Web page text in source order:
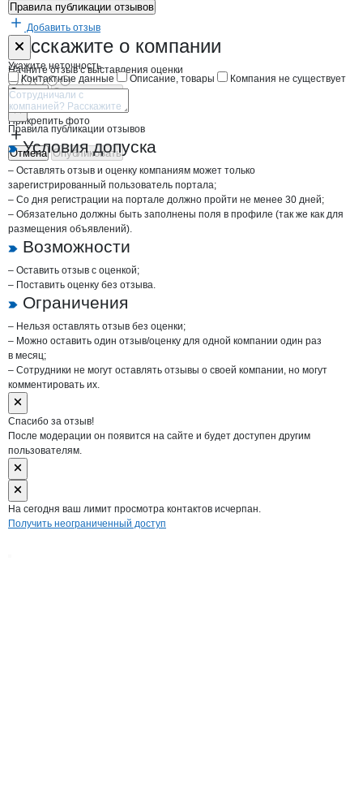
Правила публикации отзывов
Добавить отзыв
Расскажите о компании
Начните отзыв с выставления оценки
Прикрепить фото
Отмена Опубликовать
Форма обратной связи о неточностях
Укажите неточность
Контактные данные
Описание, товары Компания не существует
Отмена Опубликовать
Правила публикации отзывов
Условия допуска
– Оставлять отзыв и оценку компаниям может только
зарегистрированный пользователь портала;
– Со дня регистрации на портале должно пройти не менее 30 дней;
– Обязательно должны быть заполнены поля в профиле (так же как для
размещения объявлений).
Возможности
– Оставить отзыв с оценкой;
– Поставить оценку без отзыва.
Ограничения
– Нельзя оставлять отзыв без оценки;
– Можно оставить один отзыв/оценку для одной компании один раз
в месяц;
– Сотрудники не могут оставлять отзывы о своей компании, но могут
комментировать их.
Спасибо за отзыв!
После модерации он появится на сайте и будет доступен другим
пользователям.
На сегодня ваш лимит просмотра контактов исчерпан.
Получить неограниченный доступ